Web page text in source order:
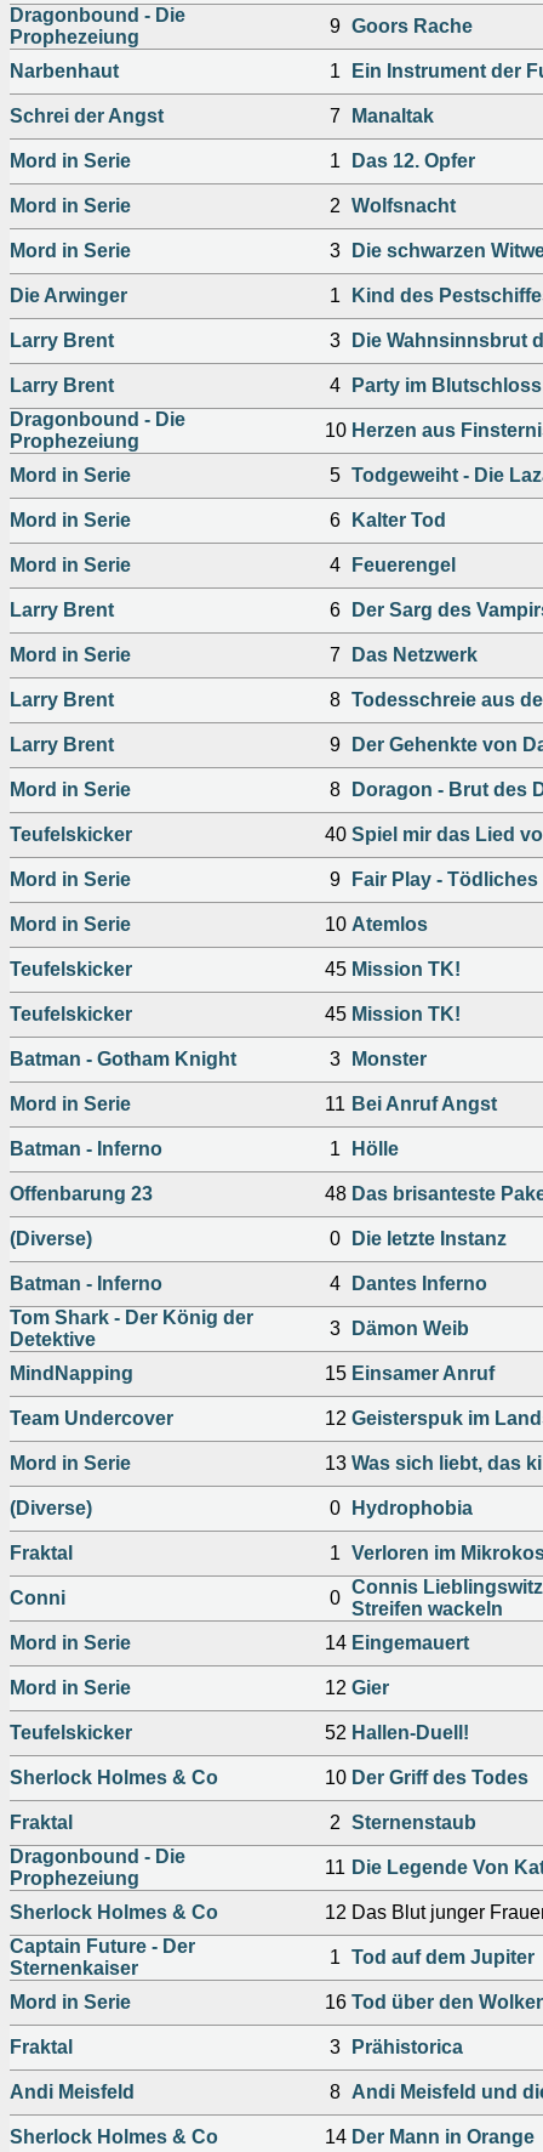
Dragonbound - Die
Prophezeiung
9 Goors Rache
Narbenhaut 1 Ein Instrument der
Schrei der Angst 7 Manaltak
Mord in Serie 1 Das 12. Opfer
Mord in Serie 2 Wolfsnacht
Mord in Serie 3 Die schwarzen
Die Arwinger 1 Kind des
Larry Brent 3 Die Wahnsinnsbrut
Larry Brent 4
Party im Blutschloss
Dragonbound - Die
Prophezeiung
10 Herzen aus
Mord in Serie 5 Todgeweiht - Die
Mord in Serie 6 Kalter Tod
Mord in Serie 4 Feuerengel
Larry Brent 6 Der Sarg des
Mord in Serie 7 Das Netzwerk
Larry Brent 8 Todesschreie aus
Larry Brent 9 Der Gehenkte von
Mord in Serie 8 Doragon - Brut des
Teufelskicker 40 Spiel mir das Lied
Mord in Serie 9 Fair Play -
Mord in Serie 10 Atemlos
Teufelskicker 45 Mission TK!
Teufelskicker 45 Mission TK!
Batman - Gotham Knight 3 Monster
Mord in Serie 11 Bei Anruf Angst
Batman - Inferno 1 Hölle
Offenbarung 23 48 Das brisanteste
(Diverse) 0 Die letzte Instanz
Batman - Inferno 4
Dantes Inferno
Tom Shark - Der König der
Detektive
3 Dämon Weib
MindNapping 15 Einsamer Anruf
Team Undercover 12 Geisterspuk im
Mord in Serie 13 Was sich liebt, das
(Diverse) 0 Hydrophobia
Fraktal 1 Verloren im
Conni 0
Connis
Streifen wackeln
Mord in Serie
14 Eingemauert
Mord in Serie 12 Gier
Teufelskicker 52 Hallen-Duell!
Sherlock Holmes & Co 10 Der Griff des Todes
Fraktal 2 Sternenstaub
Dragonbound - Die
Prophezeiung
11 Die Legende Von
Sherlock Holmes & Co 12 Das Blut junger
Captain Future - Der
Sternenkaiser
1 Tod auf dem Jupiter
Mord in Serie 16 Tod über den
Fraktal 3 Prähistorica
Andi Meisfeld 8 Andi Meisfeld und
Sherlock Holmes & Co 14 Der Mann in Orange